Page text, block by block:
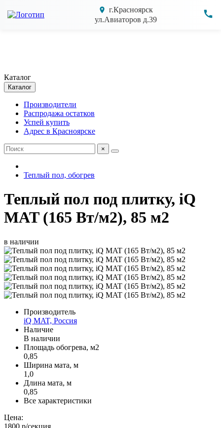
г.Красноярск
ул.Авиаторов д.39
Каталог
Каталог
Производители
Распродажа остатков
Успей купить
Адрес в Красноярске
×
Теплый пол, обогрев
Теплый пол под плитку, iQ
MAT (165 Вт/м2), 85 м2
в наличии
Производитель
iQ MAT, Россия
Наличие
В наличии
Площадь обогрева, м2
0,85
Ширина мата, м
1,0
Длина мата, м
0,85
Все характеристики
Цена:
1800 р/секция